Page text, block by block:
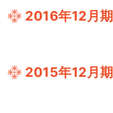
2016年12月期
2015年12月期